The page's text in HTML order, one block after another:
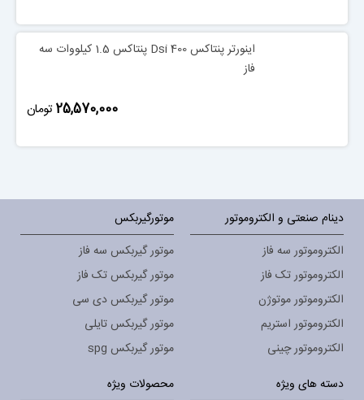
اینورتر پنتاکس Dsi 400 پنتاکس 1.5 کیلووات سه
فاز
‎25,570,000تومان
دینام صنعتی و الکتروموتور
الکتروموتور سه فاز
الکتروموتور تک فاز
الکتروموتور موتوژن
الکتروموتور استریم
الکتروموتور چینی
موتورگیربکس
موتور گیربکس سه فاز
موتور گیربکس تک فاز
موتور گیربکس دی سی
موتور گیربکس تایلی
موتور گیربکس spg
دسته های ویژه
محصولات ویژه